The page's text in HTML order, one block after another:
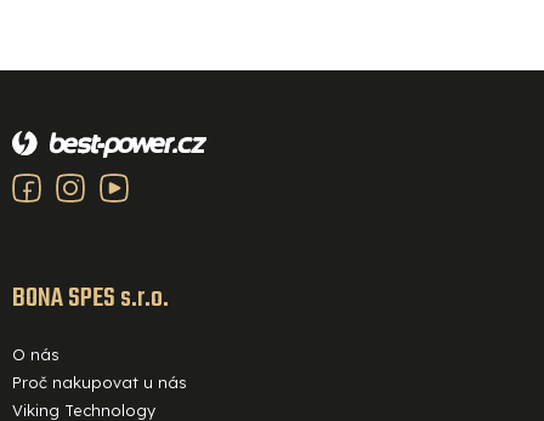
Z
á
a
BONA SPES s.r.o.
O nás
Proč nakupovat u nás
Viking Technology